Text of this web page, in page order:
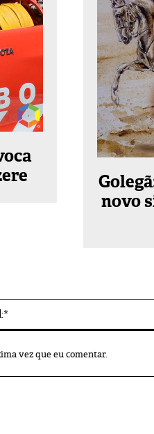
novo
vez que eu comentar.